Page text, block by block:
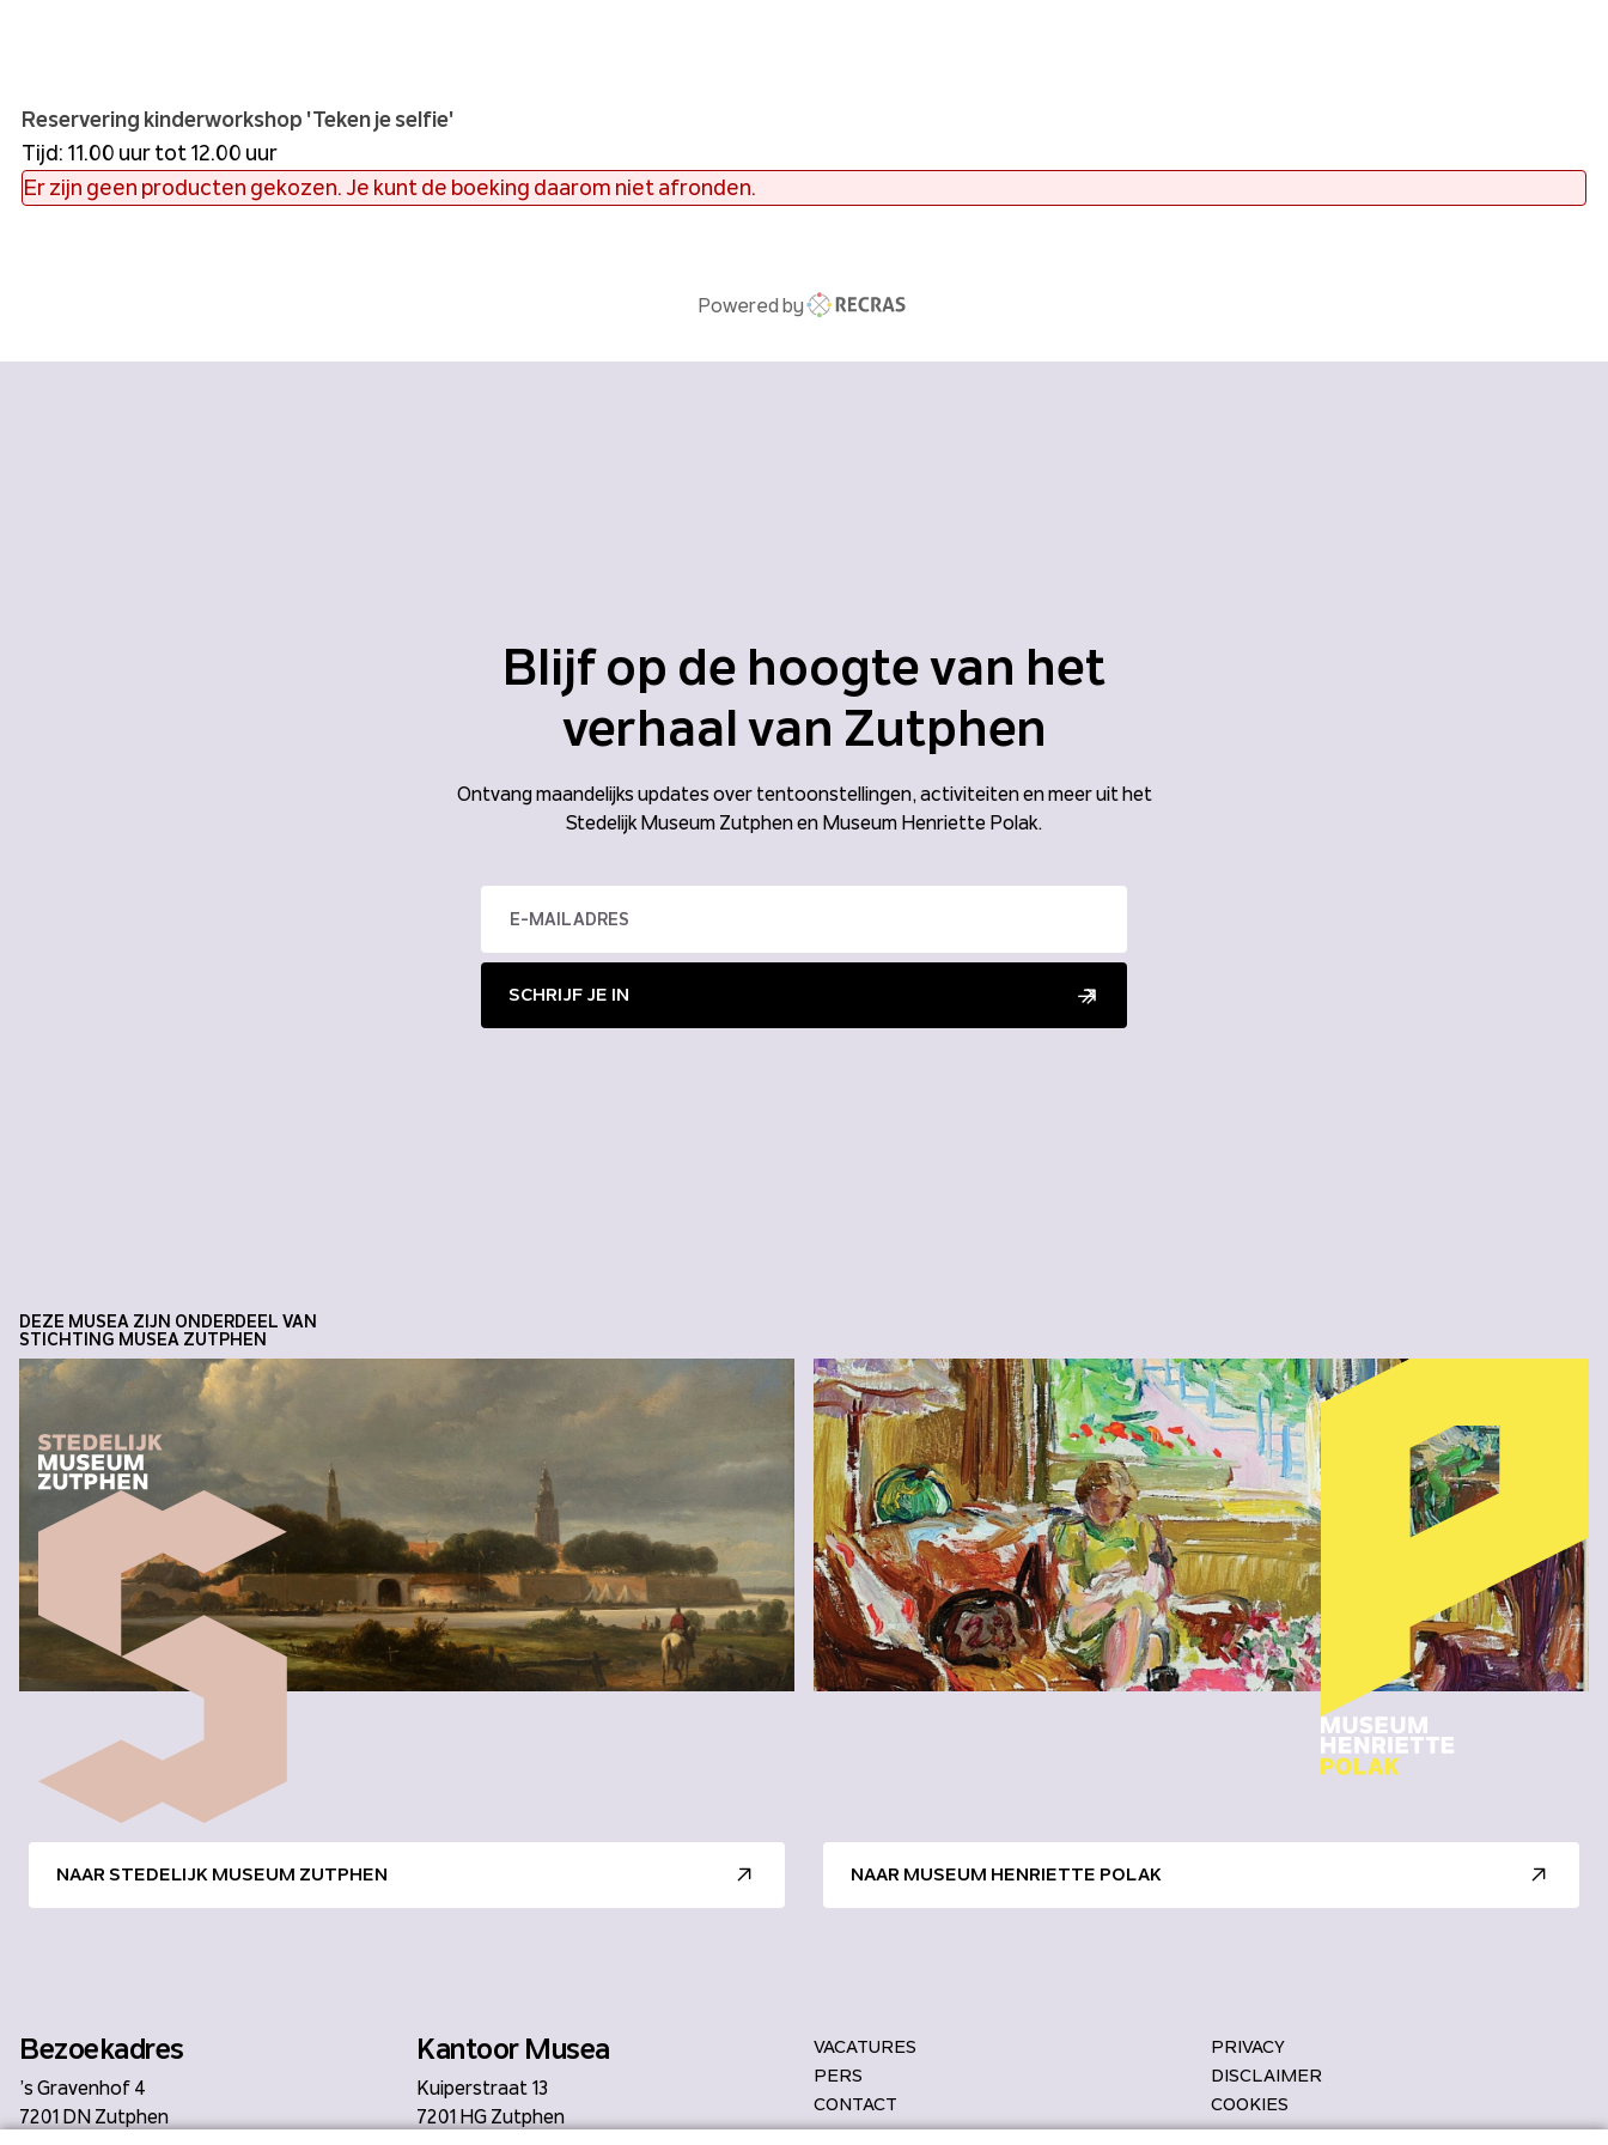
Reservering kinderworkshop 'Teken je selfie'
Tijd: 11.00 uur tot 12.00 uur
Er zijn geen producten gekozen. Je kunt de boeking daarom niet afronden.
Powered by
Blijf op de hoogte van het
verhaal van Zutphen
Ontvang maandelijks updates over tentoonstellingen, activiteiten en meer uit het
Stedelijk Museum Zutphen en Museum Henriette Polak.
SCHRIJF JE IN
DEZE MUSEA ZIJN ONDERDEEL VAN
STICHTING MUSEA ZUTPHEN
NAAR STEDELIJK MUSEUM ZUTPHEN NAAR MUSEUM HENRIETTE POLAK
Bezoekadres
’s Gravenhof 4
7201 DN Zutphen
Kantoor Musea
Kuiperstraat 13
7201 HG Zutphen
VACATURES
PERS
CONTACT
PRIVACY
DISCLAIMER
COOKIES